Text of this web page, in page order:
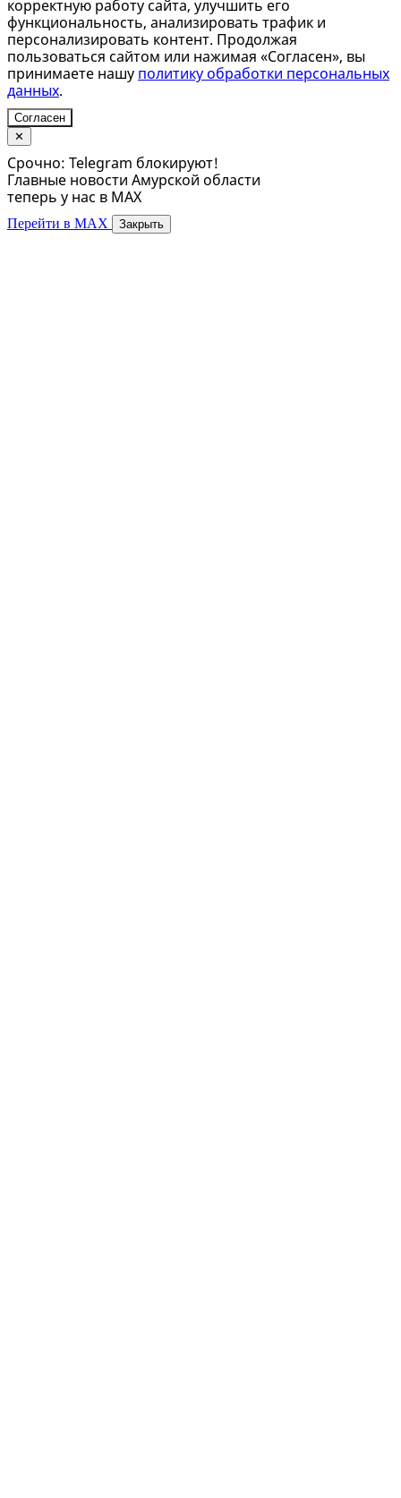
корректную работу сайта, улучшить его
функциональность, анализировать трафик и
персонализировать контент. Продолжая
пользоваться сайтом или нажимая «Согласен», вы
принимаете нашу политику обработки персональных
данных.
Согласен
✕
Срочно: Telegram блокируют!
Главные новости Амурской области
теперь у нас в MAX
Перейти в MAX Закрыть